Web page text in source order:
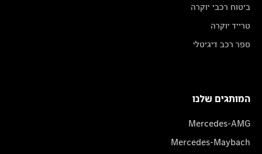
ביטוח רכבי יוקרה
טרייד יוקרה
ספר רכב דיגיטלי
המותגים שלנו
Mercedes-AMG
Mercedes-Maybach